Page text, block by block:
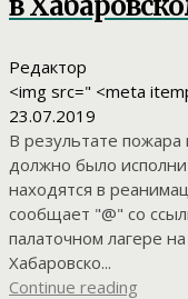
Редактор
<img src=" <meta
23.07.2019
В результате пожара
должно было
находятся в
сообщает "@" со
палаточном лагере
Хабаровско...
Continue reading